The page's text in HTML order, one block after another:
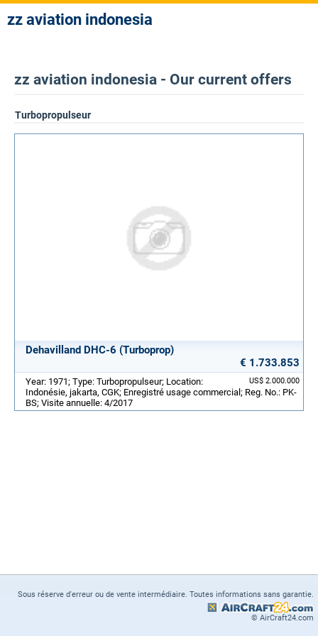
zz aviation indonesia
zz aviation indonesia - Our current offers
Turbopropulseur
Dehavilland DHC-6 (Turboprop)
€ 1.733.853
US$ 2.000.000
Year: 1971; Type: Turbopropulseur; Location:
Indonésie, jakarta, CGK; Enregistré usage commercial; Reg. No.: PK-
BS; Visite annuelle: 4/2017
Sous réserve d'erreur ou de vente intermédiaire. Toutes informations sans garantie.
© AirCraft24.com